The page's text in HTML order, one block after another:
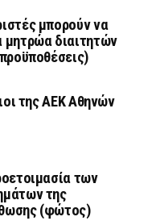
μπορούν να
μητρώα διαιτητών
της ΑΕΚ Αθηνών
των
της
(φώτος)